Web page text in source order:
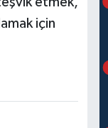
için